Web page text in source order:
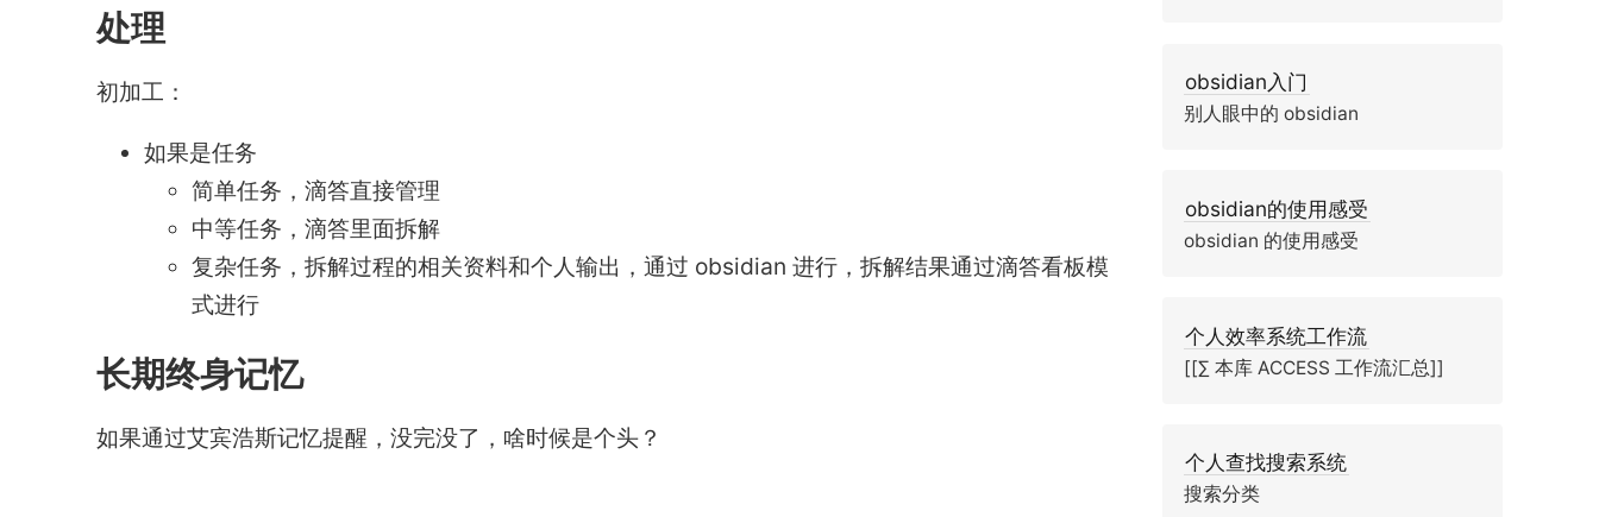
处理
初加工：
如果是任务
简单任务，滴答直接管理
中等任务，滴答里面拆解
复杂任务，拆解过程的相关资料和个人输出，通过 obsidian 进行，拆解结果通过滴答看板模
式进行
长期终身记忆
如果通过艾宾浩斯记忆提醒，没完没了，啥时候是个头？
obsidian入门
别人眼中的 obsidian
obsidian的使用感受
obsidian 的使用感受
个人效率系统工作流
[[∑ 本库 ACCESS 工作流汇总]]
个人查找搜索系统
搜索分类